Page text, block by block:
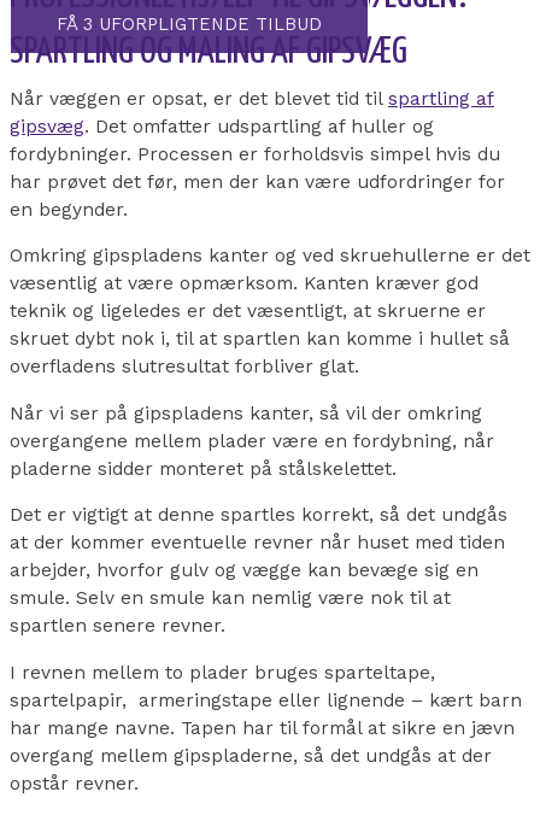
FÅ 3 UFORPLIGTENDE TILBUD
SPARTLING OG MALING AF GIPSVÆG
Når væggen er opsat, er det blevet tid til spartling af
gipsvæg. Det omfatter udspartling af huller og
fordybninger. Processen er forholdsvis simpel hvis du
har prøvet det før, men der kan være udfordringer for
en begynder.
Omkring gipspladens kanter og ved skruehullerne er det
væsentlig at være opmærksom. Kanten kræver god
teknik og ligeledes er det væsentligt, at skruerne er
skruet dybt nok i, til at spartlen kan komme i hullet så
overfladens slutresultat forbliver glat.
Når vi ser på gipspladens kanter, så vil der omkring
overgangene mellem plader være en fordybning, når
pladerne sidder monteret på stålskelettet.
Det er vigtigt at denne spartles korrekt, så det undgås
at der kommer eventuelle revner når huset med tiden
arbejder, hvorfor gulv og vægge kan bevæge sig en
smule. Selv en smule kan nemlig være nok til at
spartlen senere revner.
I revnen mellem to plader bruges sparteltape,
spartelpapir, armeringstape eller lignende – kært barn
har mange navne. Tapen har til formål at sikre en jævn
overgang mellem gipspladerne, så det undgås at der
opstår revner.